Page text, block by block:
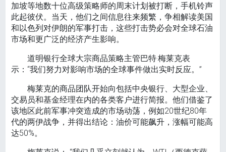
加坡等地数十位高级策略师的周末计划被打断，手机铃声
此起彼伏。当天，他们之间信息往来频繁，争相解读美国
和以色列对伊朗的军事打击，这些打击势必会对全球石油
市场和更广泛的经济产生影响。
道明银行全球大宗商品策略主管巴特·梅莱克表
示：“我们努力对影响市场的全球事件做出实时反应。”
梅莱克的商品团队开始向包括中央银行、大型企业、
交易员和基金经理在内的各类客户进行简报。他们借鉴了
该地区此前军事冲突造成的市场动荡，例如20世纪80年
代的两伊战争，并得出结论：油价可能飙升，涨幅可能高
达50%。